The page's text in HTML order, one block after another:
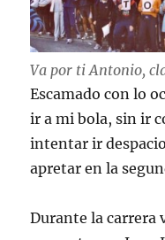
Va por ti Antonio,
Escamado con lo
ir a mi bola, sin ir
intentar ir
apretar en la
Durante la carrera